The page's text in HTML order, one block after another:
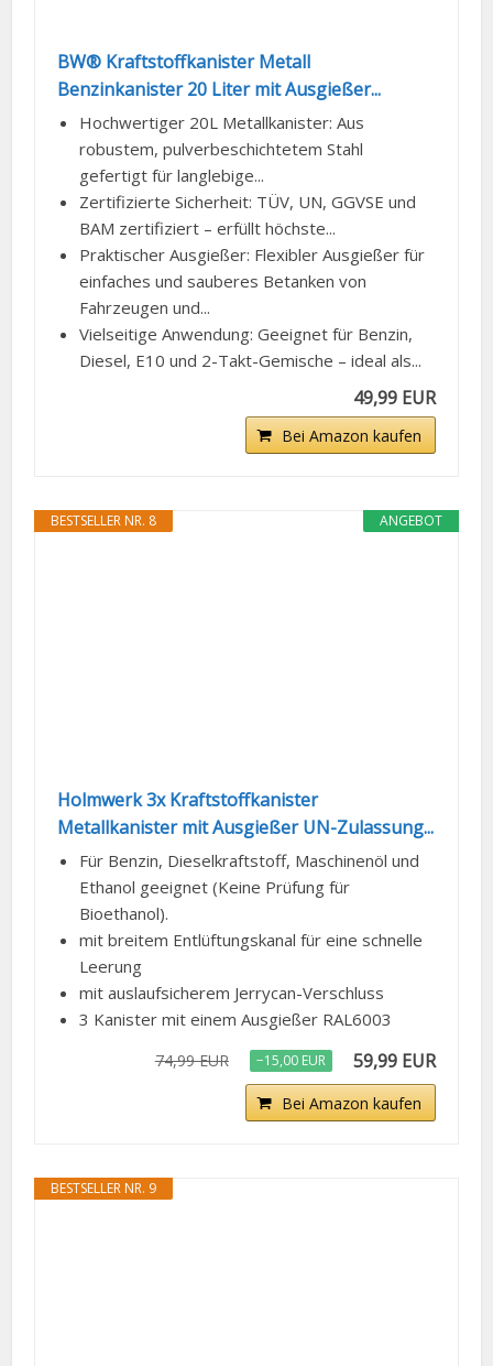
BW® Kraftstoffkanister Metall
Benzinkanister 20 Liter mit Ausgießer...
Hochwertiger 20L Metallkanister: Aus
robustem, pulverbeschichtetem Stahl
gefertigt für langlebige...
Zertifizierte Sicherheit: TÜV, UN, GGVSE und
BAM zertifiziert – erfüllt höchste...
Praktischer Ausgießer: Flexibler Ausgießer für
einfaches und sauberes Betanken von
Fahrzeugen und...
Vielseitige Anwendung: Geeignet für Benzin,
Diesel, E10 und 2-Takt-Gemische – ideal als...
49,99 EUR
Bei Amazon kaufen
ANGEBOT
BESTSELLER NR. 8
Holmwerk 3x Kraftstoffkanister
Metallkanister mit Ausgießer UN-Zulassung...
Für Benzin, Dieselkraftstoff, Maschinenöl und
Ethanol geeignet (Keine Prüfung für
Bioethanol).
mit breitem Entlüftungskanal für eine schnelle
Leerung
mit auslaufsicherem Jerrycan-Verschluss
3 Kanister mit einem Ausgießer RAL6003
74,99 EUR −15,00 EUR 59,99 EUR
Bei Amazon kaufen
BESTSELLER NR. 9